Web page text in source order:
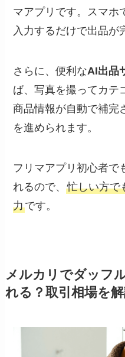
マアプリです。スマホ
入力するだけで出品が
さらに、便利なAI出品
ば、写真を撮ってカテ
商品情報が自動で補完
を進められます。
フリマアプリ初心者で
れるので、忙しい方で
力です。
メルカリでダッフ
れる？取引相場を